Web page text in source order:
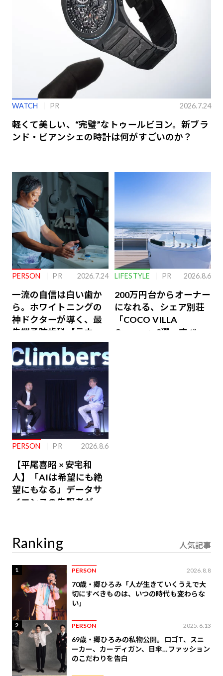
WATCH PR 2026.7.24
軽くて美しい、“完璧”なトゥールビヨン。新ブラ
ンド・ビアンシェの時計は何がすごいのか？
PERSON PR 2026.7.24
一流の自信は白い歯か
ら。ホワイトニングの
神ドクターが導く、最
先端予防歯科【ラウン
ジ会員特典あり】
LIFESTYLE PR 2026.8.6
200万円台からオーナー
になれる、シェア別荘
「COCO VILLA
Owners」3選。すべて
PERSON PR 2026.8.6
【平尾喜昭 × 安宅和
人】「AIは希望にも絶
望にもなる」データサ
イエンスの先駆者が語
Ranking 人気記事
1 PERSON 2026.8.8
70歳・郷ひろみ「人が生きていくうえで大
切にすべきものは、いつの時代も変わらな
い」
2 PERSON 2025.6.13
69歳・郷ひろみの私物公開。ロゴT、スニ
ーカー、カーディガン、日傘…ファッション
のこだわりを告白